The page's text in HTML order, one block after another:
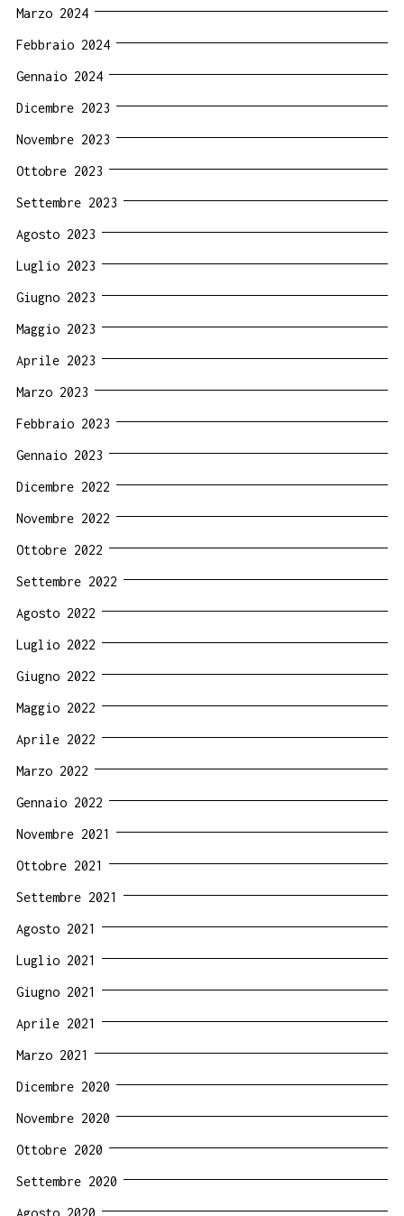
Marzo 2024
Febbraio 2024
Gennaio 2024
Dicembre 2023
Novembre 2023
Ottobre 2023
Settembre 2023
Agosto 2023
Luglio 2023
Giugno 2023
Maggio 2023
Aprile 2023
Marzo 2023
Febbraio 2023
Gennaio 2023
Dicembre 2022
Novembre 2022
Ottobre 2022
Settembre 2022
Agosto 2022
Luglio 2022
Giugno 2022
Maggio 2022
Aprile 2022
Marzo 2022
Gennaio 2022
Novembre 2021
Ottobre 2021
Settembre 2021
Agosto 2021
Luglio 2021
Giugno 2021
Aprile 2021
Marzo 2021
Dicembre 2020
Novembre 2020
Ottobre 2020
Settembre 2020